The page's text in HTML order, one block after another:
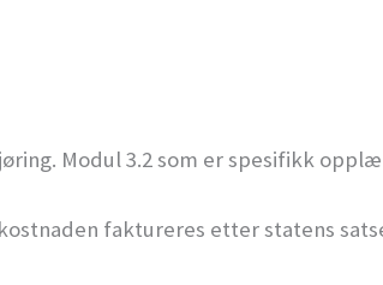
Modul 3.2 som er spesifikk
faktureres etter statens